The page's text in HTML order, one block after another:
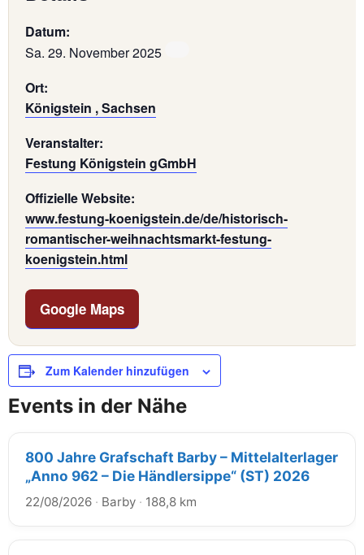
Datum:
Sa. 29. November 2025
Ort:
Königstein , Sachsen
Veranstalter:
Festung Königstein gGmbH
Offizielle Website:
www.festung-koenigstein.de/de/historisch-
romantischer-weihnachtsmarkt-festung-
koenigstein.html
Google Maps
Zum Kalender hinzufügen
Events in der Nähe
800 Jahre Grafschaft Barby – Mittelalterlager
„Anno 962 – Die Händlersippe“ (ST) 2026
22/08/2026 · Barby · 188,8 km